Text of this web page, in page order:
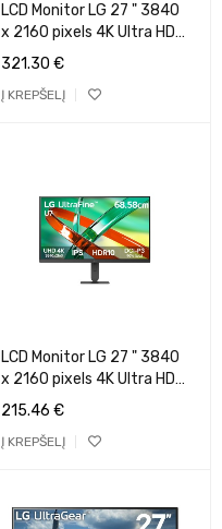
LCD Monitor LG 27 " 3840
x 2160 pixels 4K Ultra HD
Native aspect ratio 16:9
321.30 €
Į KREPŠELĮ
LCD Monitor LG 27 " 3840
x 2160 pixels 4K Ultra HD
Native aspect ratio 16:9
215.46 €
Į KREPŠELĮ